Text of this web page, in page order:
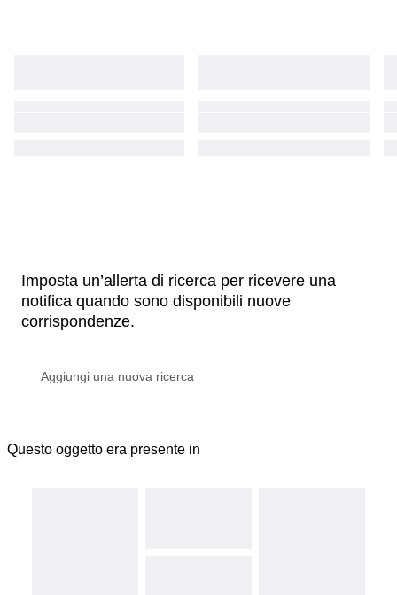
Imposta un’allerta di ricerca per ricevere una
notifica quando sono disponibili nuove
corrispondenze.
Questo oggetto era presente in